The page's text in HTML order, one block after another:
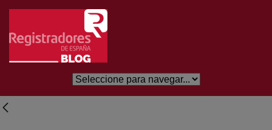
Salta al contingut principal